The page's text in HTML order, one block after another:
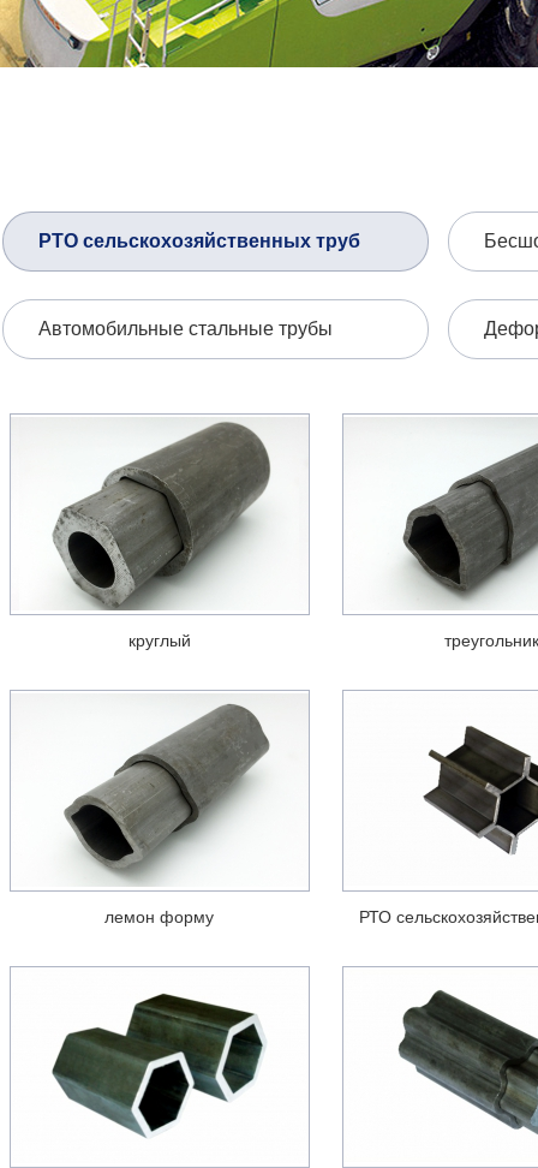
РТО сельскохозяйственных труб
Автомобильные стальные трубы
круглый
лемон форму РТО